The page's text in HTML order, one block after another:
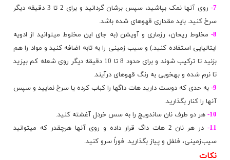
7-
روی آنها نمک بپاشید، سپس برشان گردانید و برای 2 تا 3 دقیقه دیگر
سرخ کنید. باید مقداری قهوه‮ای شده باشد.
8-
مخلوط ریحان، رزماری و آویشن (به جای این مخلوط می‮توانید از ادویه
ایتالیایی استفاده کنید.) و سیب زمینی را به تابه اضافه کنید و مواد را هم
بزنید تا ترکیب شوند و برای حدود 8 تا 01 دقیقه دیگر روی شعله کم بپزید
تا نرم شده و به‮خوبی
به رنگ قهوه‮ای درآیند.
9-
به حدی که دوست دارید هات داگ‮ها را کباب کرده یا سرخ نمایید و سپس
آنها را کنار بگذارید.
10- هر دو طرف نان ساندویچ را به سس خردل آغشته کنید.
11-
در هر نان 2 هات داگ قرار داده و روی آنها هرچقدر که می‮توانید
سیب‌زمینی، فلفل و پیاز بگذارید. فوراً سرو کنید.
نکات